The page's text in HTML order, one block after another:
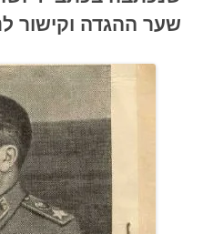
שער ההגדה וקישור